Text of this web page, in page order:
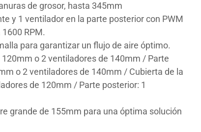
de grosor, hasta 345mm
y 1 ventilador en la parte posterior con PWM
RPM.
para garantizar un flujo de aire óptimo.
o 2 ventiladores de 140mm / Parte
o 2 ventiladores de 140mm / Cubierta de la
de 120mm / Parte posterior: 1
grande de 155mm para una óptima solución